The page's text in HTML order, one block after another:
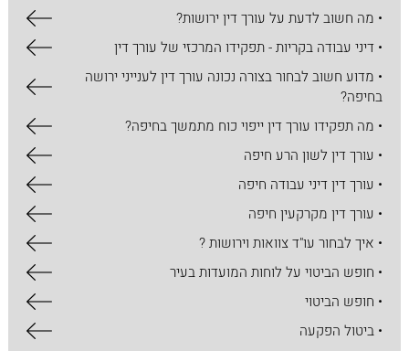
• מה חשוב לדעת על עורך דין ירושות?
• דיני עבודה בקריות - תפקידו המרכזי של עורך דין
• מדוע חשוב לבחור בצורה נכונה עורך דין לענייני ירושה
בחיפה?
• מה תפקידו עורך דין ייפוי כוח מתמשך בחיפה?
• עורך דין לשון הרע חיפה
• עורך דין דיני עבודה חיפה
• עורך דין מקרקעין חיפה
• איך לבחור עו"ד צוואות וירושות ?
• חופש הביטוי על לוחות המועדות בעיר
• חופש הביטוי
• ביטול הפקעה